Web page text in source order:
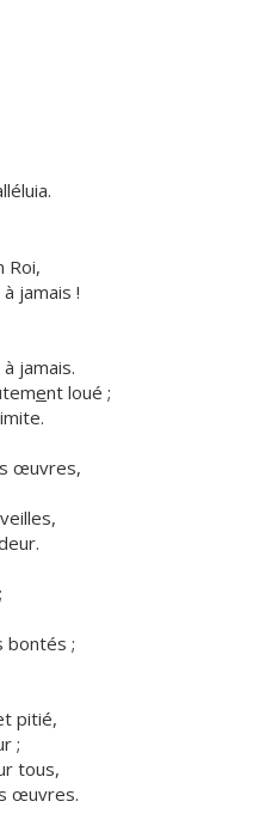
Roi,
jamais !
jamais.
ent loué ;
œuvres,
bontés ;
pitié,
;
tous,
œuvres.